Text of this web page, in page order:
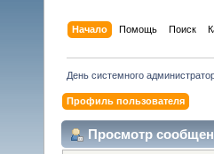
Начало Помощь Поиск
День системного
Профиль пользователя
Просмотр